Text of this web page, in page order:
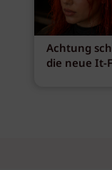
Achtung
die neue It-